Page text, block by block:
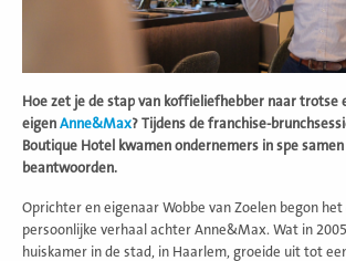
Hoe zet je de stap van koffieliefhebber naar trotse
eigen Anne&Max? Tijdens de franchise-
Boutique Hotel kwamen ondernemers in spe
beantwoorden.
Oprichter en eigenaar Wobbe van Zoelen begon
persoonlijke verhaal achter Anne&Max. Wat in
huiskamer in de stad, in Haarlem, groeide uit tot